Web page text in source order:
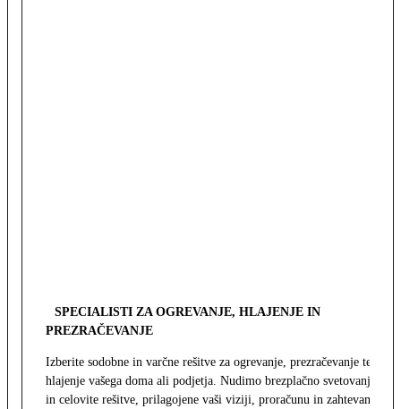
SPECIALISTI ZA OGREVANJE, HLAJENJE IN
PREZRAČEVANJE
Izberite sodobne in varčne rešitve za ogrevanje, prezračevanje ter
hlajenje vašega doma ali podjetja. Nudimo brezplačno svetovanje
in celovite rešitve, prilagojene vaši viziji, proračunu in zahtevam